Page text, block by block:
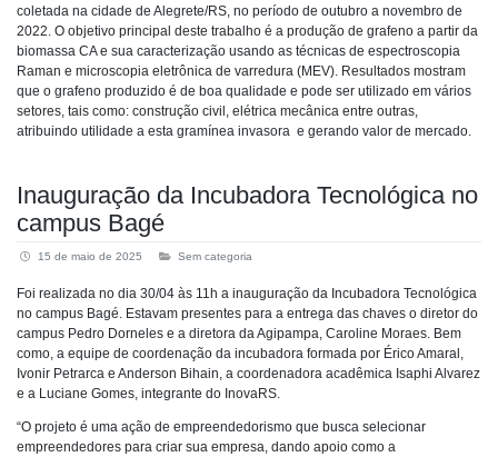
coletada na cidade de Alegrete/RS, no período de outubro a novembro de
2022. O objetivo principal deste trabalho é a produção de grafeno a partir da
biomassa CA e sua caracterização usando as técnicas de espectroscopia
Raman e microscopia eletrônica de varredura (MEV). Resultados mostram
que o grafeno produzido é de boa qualidade e pode ser utilizado em vários
setores, tais como: construção civil, elétrica mecânica entre outras,
atribuindo utilidade a esta gramínea invasora e gerando valor de mercado.
Inauguração da Incubadora Tecnológica no
campus Bagé
15 de maio de 2025 Sem categoria
Foi realizada no dia 30/04 às 11h a inauguração da Incubadora Tecnológica
no campus Bagé. Estavam presentes para a entrega das chaves o diretor do
campus Pedro Dorneles e a diretora da Agipampa, Caroline Moraes. Bem
como, a equipe de coordenação da incubadora formada por Érico Amaral,
Ivonir Petrarca e Anderson Bihain, a coordenadora acadêmica Isaphi Alvarez
e a Luciane Gomes, integrante do InovaRS.
“O projeto é uma ação de empreendedorismo que busca selecionar
empreendedores para criar sua empresa, dando apoio como a